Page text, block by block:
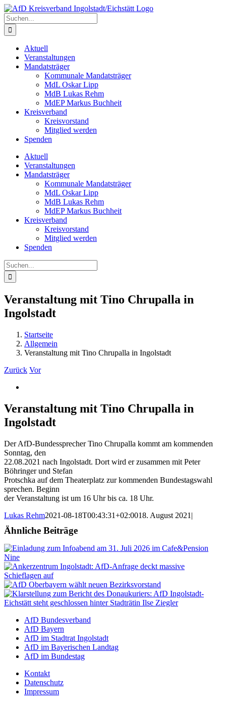
Zum
Inhalt
springen
Suche
nach:
Aktuell
Veranstaltungen
Mandatsträger
Kommunale Mandatsträger
MdL Oskar Lipp
MdB Lukas Rehm
MdEP Markus Buchheit
Kreisverband
Kreisvorstand
Mitglied werden
Spenden
Aktuell
Veranstaltungen
Mandatsträger
Kommunale Mandatsträger
MdL Oskar Lipp
MdB Lukas Rehm
MdEP Markus Buchheit
Kreisverband
Kreisvorstand
Mitglied werden
Spenden
Suche
nach:
Veranstaltung mit Tino Chrupalla in
Ingolstadt
Startseite
Allgemein
Veranstaltung mit Tino Chrupalla in Ingolstadt
Zurück Vor
Veranstaltung mit Tino Chrupalla in
Ingolstadt
Der AfD-Bundessprecher Tino Chrupalla kommt am kommenden
Sonntag, den
22.08.2021 nach Ingolstadt. Dort wird er zusammen mit Peter
Böhringer und Stefan
Protschka auf dem Theaterplatz zur kommenden Bundestagswahl
sprechen. Beginn
der Veranstaltung ist um 16 Uhr bis ca. 18 Uhr.
Lukas Rehm2021-08-18T00:43:31+02:0018. August 2021 |
Ähnliche Beiträge
AfD Bundesverband
AfD Bayern
AfD im Stadtrat Ingolstadt
AfD im Bayerischen Landtag
AfD im Bundestag
Kontakt
Datenschutz
Impressum